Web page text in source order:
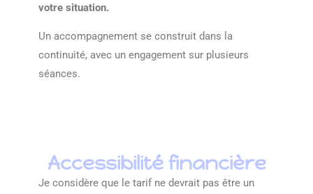
votre situation.
Un accompagnement se construit dans la
continuité, avec un engagement sur plusieurs
séances.
Accessibilité financière
Je considère que le tarif ne devrait pas être un